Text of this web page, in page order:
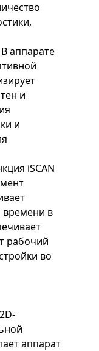
В аппарате
и
и
iSCAN
времени в
рабочий
во
аппарат